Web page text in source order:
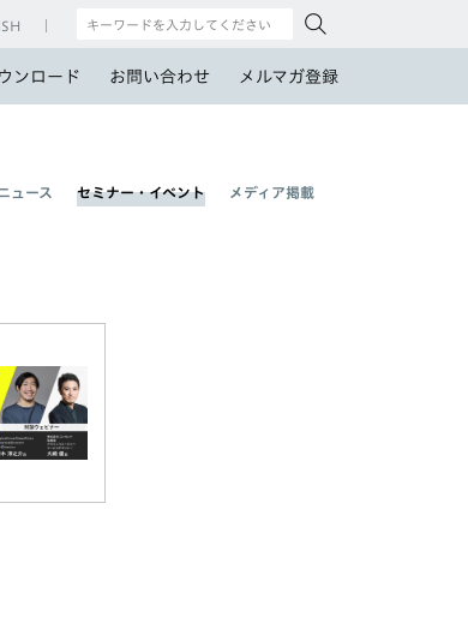
ンロード お問い合わせ メルマガ登録
ュース セミナー・イベント メディア掲載